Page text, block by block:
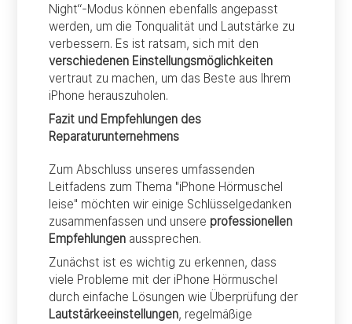
Night“-Modus können ebenfalls angepasst
werden, um die Tonqualität und Lautstärke zu
verbessern. Es ist ratsam, sich mit den
verschiedenen Einstellungsmöglichkeiten
vertraut zu machen, um das Beste aus Ihrem
iPhone herauszuholen.
Fazit und Empfehlungen des
Reparaturunternehmens
Zum Abschluss unseres umfassenden
Leitfadens zum Thema "iPhone Hörmuschel
leise" möchten wir einige Schlüsselgedanken
zusammenfassen und unsere professionellen
Empfehlungen aussprechen.
Zunächst ist es wichtig zu erkennen, dass
viele Probleme mit der iPhone Hörmuschel
durch einfache Lösungen wie Überprüfung der
Lautstärkeeinstellungen, regelmäßige